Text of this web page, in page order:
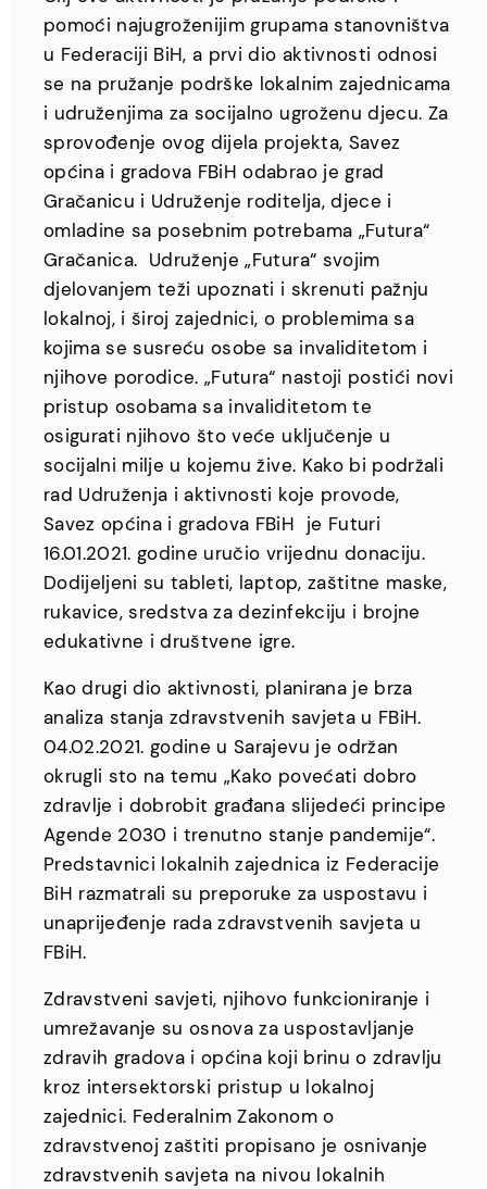
pomoći najugroženijim grupama stanovništva
u Federaciji BiH, a prvi dio aktivnosti odnosi
se na pružanje podrške lokalnim zajednicama
i udruženjima za socijalno ugroženu djecu. Za
sprovođenje ovog dijela projekta, Savez
općina i gradova FBiH odabrao je grad
Gračanicu i Udruženje roditelja, djece i
omladine sa posebnim potrebama „Futura“
Gračanica. Udruženje „Futura“ svojim
djelovanjem teži upoznati i skrenuti pažnju
lokalnoj, i široj zajednici, o problemima sa
kojima se susreću osobe sa invaliditetom i
njihove porodice. „Futura“ nastoji postići novi
pristup osobama sa invaliditetom te
osigurati njihovo što veće uključenje u
socijalni milje u kojemu žive. Kako bi podržali
rad Udruženja i aktivnosti koje provode,
Savez općina i gradova FBiH je Futuri
16.01.2021. godine uručio vrijednu donaciju.
Dodijeljeni su tableti, laptop, zaštitne maske,
rukavice, sredstva za dezinfekciju i brojne
edukativne i društvene igre.
Kao drugi dio aktivnosti, planirana je brza
analiza stanja zdravstvenih savjeta u FBiH.
04.02.2021. godine u Sarajevu je održan
okrugli sto na temu „Kako povećati dobro
zdravlje i dobrobit građana slijedeći principe
Agende 2030 i trenutno stanje pandemije“.
Predstavnici lokalnih zajednica iz Federacije
BiH razmatrali su preporuke za uspostavu i
unaprijeđenje rada zdravstvenih savjeta u
FBiH.
Zdravstveni savjeti, njihovo funkcioniranje i
umrežavanje su osnova za uspostavljanje
zdravih gradova i općina koji brinu o zdravlju
kroz intersektorski pristup u lokalnoj
zajednici. Federalnim Zakonom o
zdravstvenoj zaštiti propisano je osnivanje
zdravstvenih savjeta na nivou lokalnih